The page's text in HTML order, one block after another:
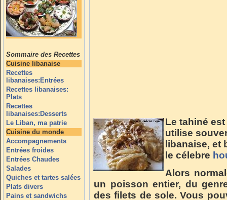
Sommaire des Recettes
Cuisine libanaise
Recettes
libanaises:Entrées
Recettes libanaises:
Plats
Recettes
libanaises:Desserts
Le Liban, ma patrie
Cuisine du monde
Accompagnements
Entrées froides
Entrées Chaudes
Salades
Quiches et tartes salées
Plats divers
Pains et sandwichs
Le tahiné
utilise
libanaise, et
le célebre
Alors
un poisson entier, du
des filets de sole. Vous